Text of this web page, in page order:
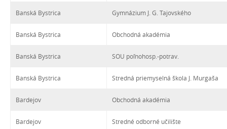
Banská Bystrica Gymnázium J. G. Tajovského
Banská Bystrica Obchodná akadémia
Banská Bystrica SOU poľnohosp.-potrav.
Banská Bystrica Stredná priemyselná škola J. Murgaša
Bardejov Obchodná akadémia
Bardejov Stredné odborné učilište